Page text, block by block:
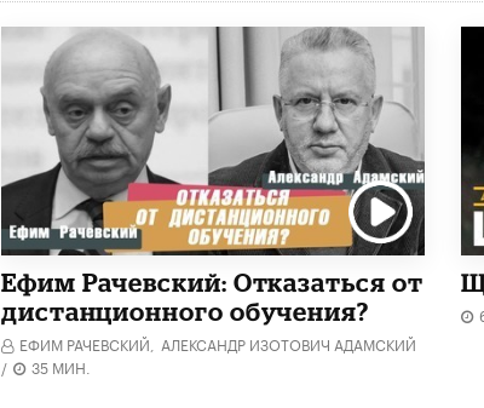
Ефим Рачевский: Отказаться от
дистанционного обучения?
ЕФИМ РАЧЕВСКИЙ, АЛЕКСАНДР ИЗОТОВИЧ АДАМСКИЙ
/
35 МИН.